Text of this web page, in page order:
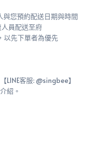
您預約配送日期與時間
員配送至府
以先下單者為優先
LINE客服: @singbee】
紹。